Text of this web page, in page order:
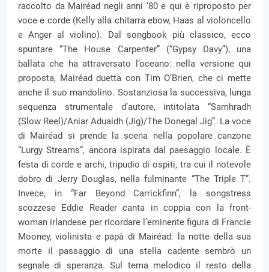
raccolto da Mairéad negli anni ’80 e qui è riproposto per
voce e corde (Kelly alla chitarra ebow, Haas al violoncello
e Anger al violino). Dal songbook più classico, ecco
spuntare “The House Carpenter” (“Gypsy Davy”), una
ballata che ha attraversato l’oceano: nella versione qui
proposta, Mairéad duetta con Tim O’Brien, che ci mette
anche il suo mandolino. Sostanziosa la successiva, lunga
sequenza strumentale d’autore, intitolata “Samhradh
(Slow Reel)/Aniar Aduaidh (Jig)/The Donegal Jig”. La voce
di Mairéad si prende la scena nella popolare canzone
“Lurgy Streams”, ancora ispirata dal paesaggio locale. È
festa di corde e archi, tripudio di ospiti, tra cui il notevole
dobro di Jerry Douglas, nella fulminante “The Triple T”.
Invece, in “Far Beyond Carrickfinn”, la songstress
scozzese Eddie Reader canta in coppia con la front-
woman irlandese per ricordare l’eminente figura di Francie
Mooney, violinista e papà di Mairéad: la notte della sua
morte il passaggio di una stella cadente sembrò un
segnale di speranza. Sul tema melodico il resto della